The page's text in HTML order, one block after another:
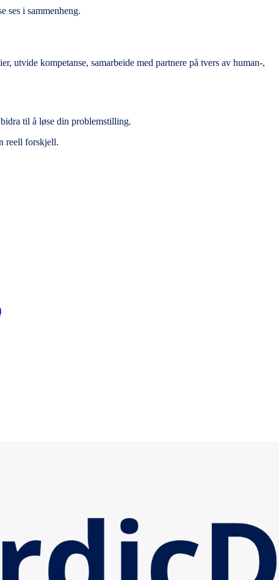
ses i sammenheng.
utvide kompetanse, samarbeide med partnere på tvers av human-,
til å løse din problemstilling.
reell forskjell.